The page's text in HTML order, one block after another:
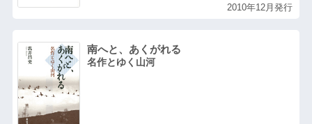
2010年12月発行
南へと、あくがれる
名作とゆく山河